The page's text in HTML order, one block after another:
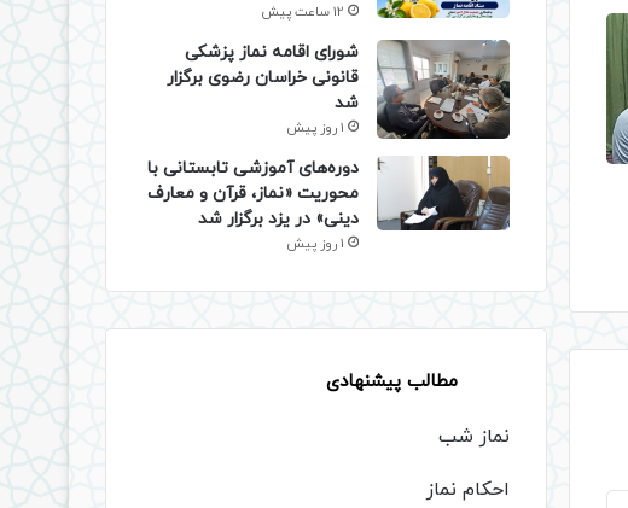
12 ساعت پیش
شورای اقامه نماز پزشکی
قانونی خراسان رضوی برگزار
شد
1 روز پیش
دوره‌های آموزشی تابستانی با
محوریت «نماز، قرآن و معارف
دینی» در یزد برگزار شد
1 روز پیش
مطالب پیشنهادی
نماز شب
احکام نماز